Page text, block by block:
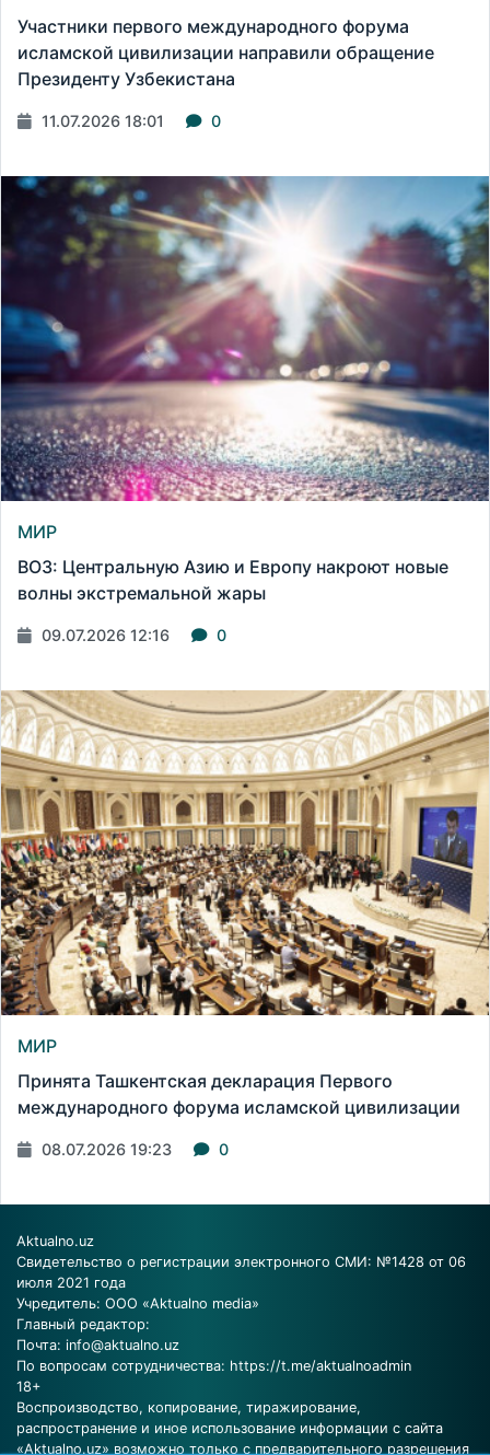
Участники первого международного форума
исламской цивилизации направили обращение
Президенту Узбекистана
11.07.2026 18:01 0
МИР
ВОЗ: Центральную Азию и Европу накроют новые
волны экстремальной жары
09.07.2026 12:16 0
МИР
Принята Ташкентская декларация Первого
международного форума исламской цивилизации
08.07.2026 19:23 0
Aktualno.uz
Свидетельство о регистрации электронного СМИ: №1428 от 06
июля 2021 года
Учредитель: ООО «Aktualno media»
Главный редактор:
Почта: info@aktualno.uz
По вопросам сотрудничества: https://t.me/aktualnoadmin
18+
Воспроизводство, копирование, тиражирование,
распространение и иное использование информации с сайта
«Aktualno.uz» возможно только с предварительного разрешения